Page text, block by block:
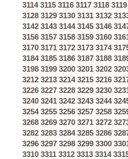
3114 3115 3116 3117 3118 3119
3128 3129 3130 3131 3132
3142 3143 3144 3145 3146
3156 3157 3158 3159 3160
3170 3171 3172 3173 3174
3184 3185 3186 3187 3188
3198 3199 3200 3201 3202
3212 3213 3214 3215 3216
3226 3227 3228 3229 3230
3240 3241 3242 3243 3244
3254 3255 3256 3257 3258
3268 3269 3270 3271 3272
3282 3283 3284 3285 3286
3296 3297 3298 3299 3300
3310 3311 3312 3313 3314